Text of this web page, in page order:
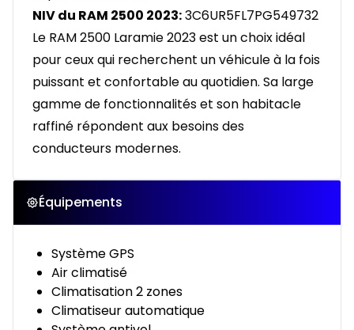
NIV du RAM 2500 2023:3C6UR5FL7PG549732
Le RAM 2500 Laramie 2023 est un choix idéal
pour ceux qui recherchent un véhicule à la fois
puissant et confortable au quotidien. Sa large
gamme de fonctionnalités et son habitacle
raffiné répondent aux besoins des
conducteurs modernes.
Équipements
Système GPS
Air climatisé
Climatisation 2 zones
Climatiseur automatique